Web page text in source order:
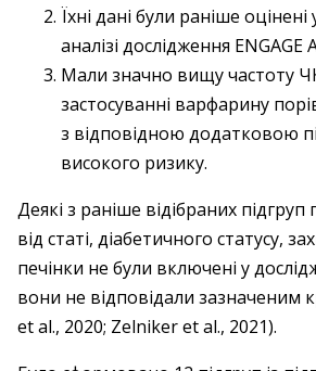
Їхні дані були раніше
аналізі дослід­жен­ня ENGAGE
​Мали значно вищу частоту
застосуванні варфарину
з відповідною додатковою
висо­кого ризику.
Деякі з раніше відібраних підгруп
від статі, діабетичного статусу,
печінки не були включені у
вони не відпові­дали зазначеним
et al., 2020; Zelniker et al., 2021).